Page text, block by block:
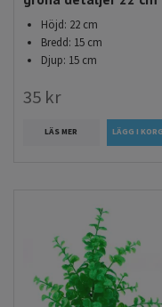
Höjd: 22 cm
Bredd: 15 cm
Djup: 15 cm
35 kr
LÄS MER